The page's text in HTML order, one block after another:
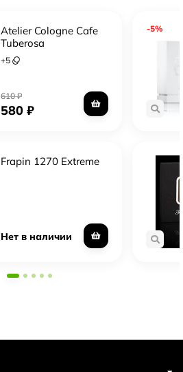
Atelier Cologne Cafe
Tuberosa
+5
610₽
580₽
Frapin 1270 Extreme
Нет в наличии
-5%